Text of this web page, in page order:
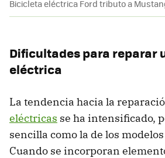
Bicicleta eléctrica Ford tributo a
Dificultades para reparar
eléctrica
La tendencia hacia la
eléctricas se ha intensificado,
sencilla como la de los
Cuando se incorporan